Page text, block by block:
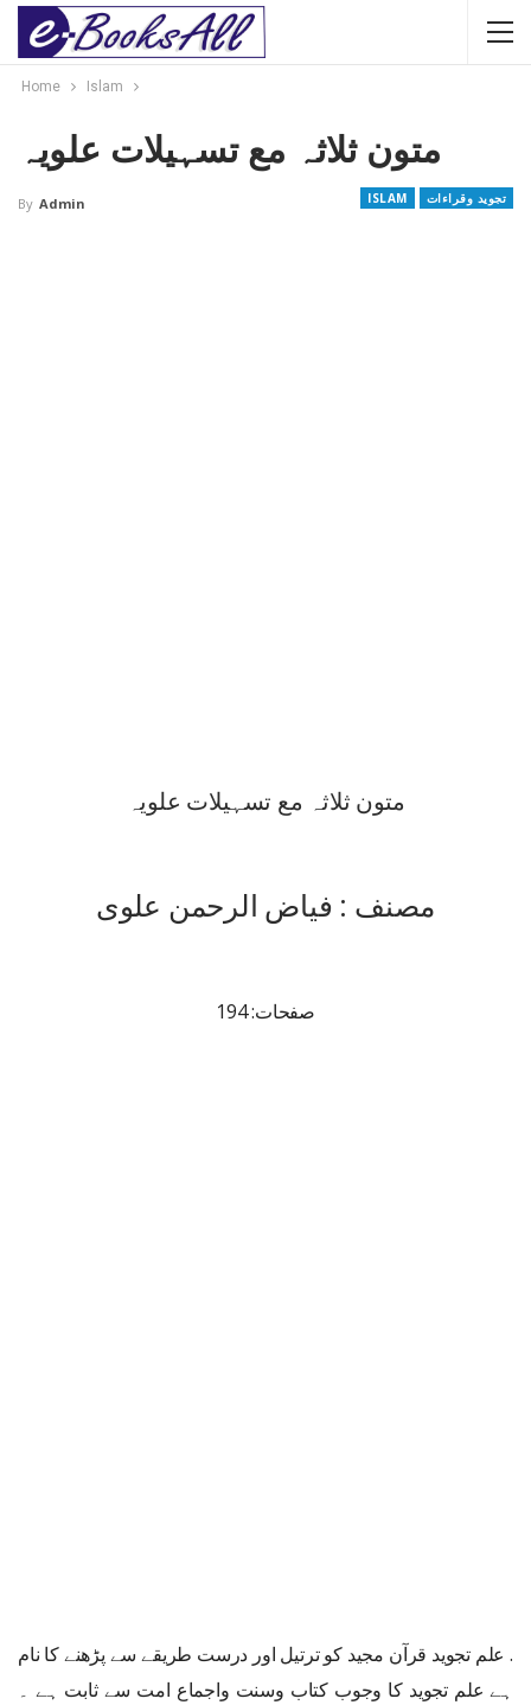
Home Islam
متون ثلاثہ مع تسہیلات علویہ
ISLAM تجوید وقراءات By Admin
متون ثلاثہ مع تسہیلات علویہ
مصنف : فیاض الرحمن علوی
صفحات: 194
. علم تجوید قرآن مجید کو ترتیل اور درست طریقے سے پڑھنے کا نام
ہے علم تجوید کا وجوب کتاب وسنت واجماع امت سے ثابت ہے ۔